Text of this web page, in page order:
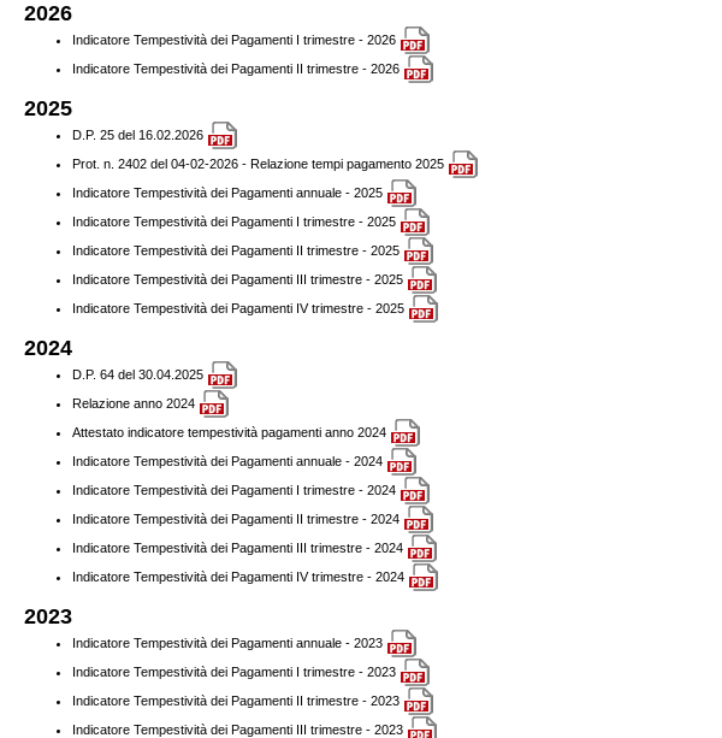
2026
Indicatore Tempestività dei Pagamenti I trimestre - 2026
Indicatore Tempestività dei Pagamenti II trimestre - 2026
2025
D.P. 25 del 16.02.2026
Prot. n. 2402 del 04-02-2026 - Relazione tempi pagamento 2025
Indicatore Tempestività dei Pagamenti annuale - 2025
Indicatore Tempestività dei Pagamenti I trimestre - 2025
Indicatore Tempestività dei Pagamenti II trimestre - 2025
Indicatore Tempestività dei Pagamenti III trimestre - 2025
Indicatore Tempestività dei Pagamenti IV trimestre - 2025
2024
D.P. 64 del 30.04.2025
Relazione anno 2024
Attestato indicatore tempestività pagamenti anno 2024
Indicatore Tempestività dei Pagamenti annuale - 2024
Indicatore Tempestività dei Pagamenti I trimestre - 2024
Indicatore Tempestività dei Pagamenti II trimestre - 2024
Indicatore Tempestività dei Pagamenti III trimestre - 2024
Indicatore Tempestività dei Pagamenti IV trimestre - 2024
2023
Indicatore Tempestività dei Pagamenti annuale - 2023
Indicatore Tempestività dei Pagamenti I trimestre - 2023
Indicatore Tempestività dei Pagamenti II trimestre - 2023
Indicatore Tempestività dei Pagamenti III trimestre - 2023